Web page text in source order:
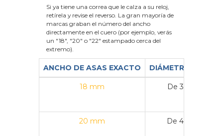
Si ya tiene una correa que le calza a su reloj,
retírela y revise el reverso. La gran mayoría de
marcas graban el número del ancho
directamente en el cuero (por ejemplo, verás
un "18", "20" o "22" estampado cerca del
extremo).
ANCHO DE ASAS EXACTO DIÁMETRO DE
18 mm De 36 mm a
20 mm De 40 mm a